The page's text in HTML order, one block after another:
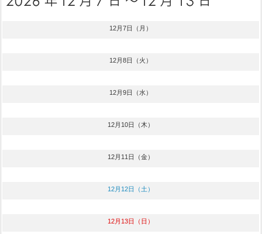
12月7日（月）
12月8日（火）
12月9日（水）
12月10日（木）
12月11日（金）
12月12日（土）
12月13日（日）